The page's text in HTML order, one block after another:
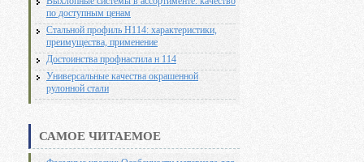
по доступным ценам
Стальной профиль Н114: характеристики,
преимущества, применение
Достоинства профнастила н 114
Универсальные качества окрашенной
рулонной стали
САМОЕ ЧИТАЕМОЕ